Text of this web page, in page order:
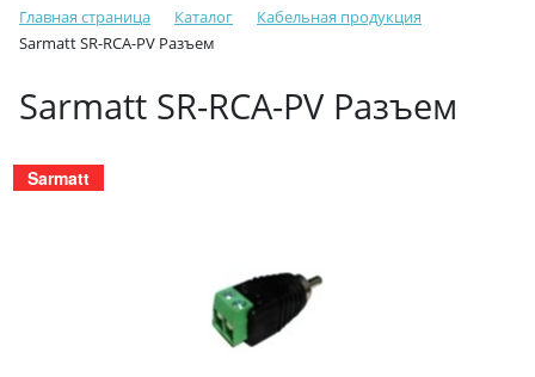
Главная страница Каталог
Кабельная продукция
Sarmatt SR-RCA-PV Разъем
Sarmatt SR-RCA-PV Разъем
Sarmatt